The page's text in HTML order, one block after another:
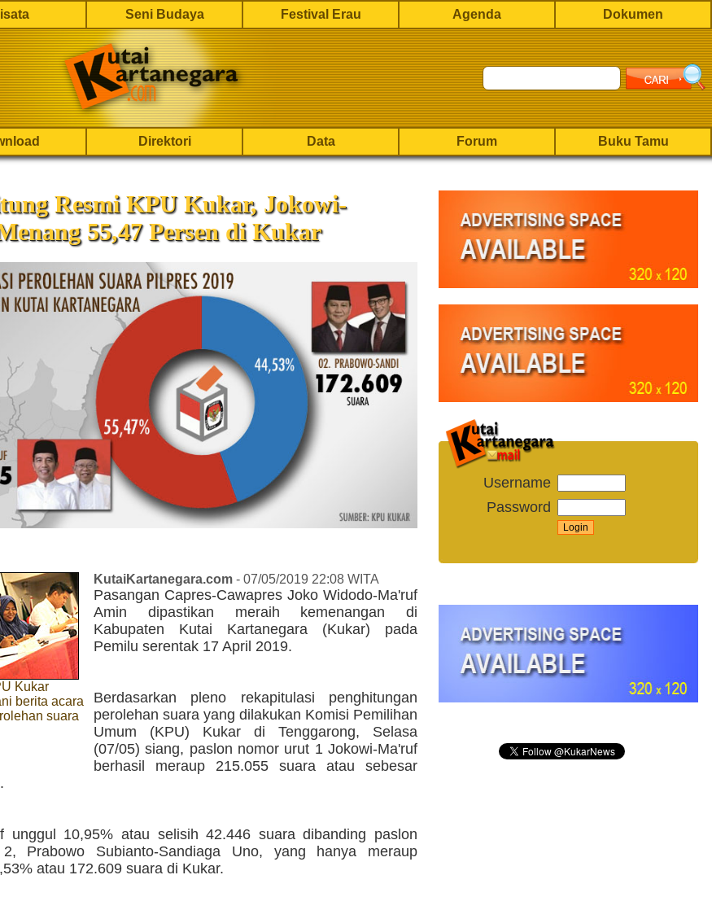
Seni Budaya Festival Erau Agenda Dokumen
Direktori Data Forum Buku Tamu
Resmi KPU Kukar, Jokowi-
55,47 Persen di Kukar
Kukar
berita acara
suara
KutaiKartanegara.com - 07/05/2019 22:08 WITA
Pasangan Capres-Cawapres Joko Widodo-Ma'ruf
Amin dipastikan meraih kemenangan di
Kabupaten Kutai Kartanegara (Kukar) pada
Pemilu serentak 17 April 2019.
Berdasarkan pleno rekapitulasi penghitungan
perolehan suara yang dilakukan Komisi Pemilihan
Umum (KPU) Kukar di Tenggarong, Selasa
(07/05) siang, paslon nomor urut 1 Jokowi-Ma'ruf
berhasil meraup 215.055 suara atau sebesar
unggul 10,95% atau selisih 42.446 suara dibanding paslon
Prabowo Subianto-Sandiaga Uno, yang hanya meraup
atau 172.609 suara di Kukar.
Username
Password